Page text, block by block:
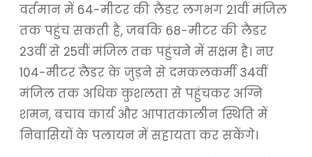
वर्तमान में 64-मीटर की लैडर लगभग 21वीं मंजिल
तक पहुंच सकती है, जबकि 68-मीटर की लैडर
23वीं से 25वीं मंजिल तक पहुंचने में सक्षम है। नए
104-मीटर लैडर के जुड़ने से दमकलकर्मी 34वीं
मंजिल तक अधिक कुशलता से पहुंचकर अग्नि
शमन, बचाव कार्य और आपातकालीन स्थिति में
निवासियों के पलायन में सहायता कर सकेंगे।